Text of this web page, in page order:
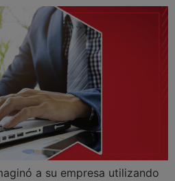
a su empresa utilizando